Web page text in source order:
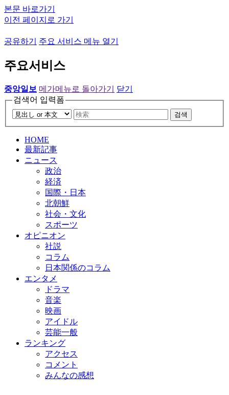
본문 바로가기
이전 페이지로 가기
공유하기 주요 서비스 메뉴 열기
주요서비스
중앙일보 메가메뉴로 돌아가기
닫기
검색어 입력폼
검색
HOME
最新記事
ニュース
政治
経済
国際・日本
北朝鮮
社会・文化
スポーツ
オピニオン
社説
コラム
日本関係のコラム
エンタメ
ドラマ
音楽
映画
アイドル
芸能一般
ランキング
アクセス
コメント
みんなの感想